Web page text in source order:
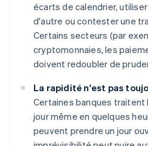
écarts de calendrier,
d'autre ou contester une
Certains secteurs (par
cryptomonnaies, les
doivent redoubler de
La rapidité n'est pas
Certaines banques traitent
jour même en quelques
peuvent prendre un jour